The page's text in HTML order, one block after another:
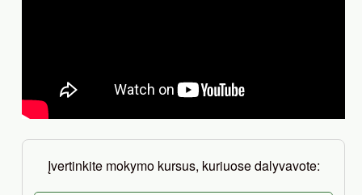
Įvertinkite mokymo kursus, kuriuose dalyvavote: